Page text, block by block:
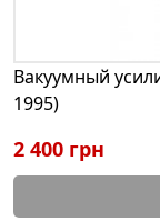
Вакуумный
1995)
2 400 грн